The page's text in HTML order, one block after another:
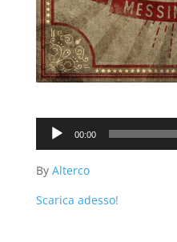
Audio
Player
00:00
By Alterco
Scarica adesso!